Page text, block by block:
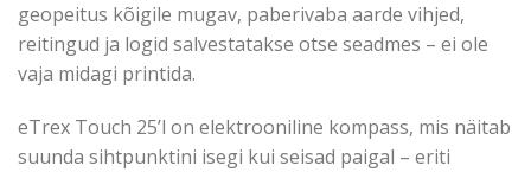
geopeitus kõigile mugav, paberivaba aarde vihjed,
reitingud ja logid salvestatakse otse seadmes – ei ole
vaja midagi printida.
eTrex Touch 25’l on elektrooniline kompass, mis näitab
suunda sihtpunktini isegi kui seisad paigal – eriti